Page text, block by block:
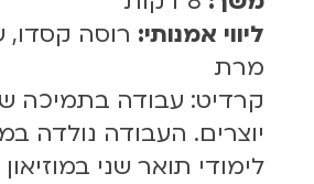
ליווי אמנותי: רוסה קסדו,
מרת
קרדיט: עבודה בתמיכה
יוצרים. העבודה נולדה
לימודי תואר שני